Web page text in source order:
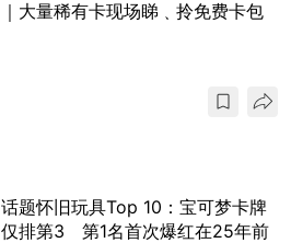
｜大量稀有卡现场睇﹑拎免费卡包
话题怀旧玩具Top 10：宝可梦卡牌
仅排第3 第1名首次爆红在25年前